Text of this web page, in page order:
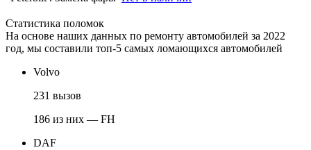
Статистика поломок
На основе наших данных по ремонту автомобилей за 2022
год, мы составили топ-5 самых ломающихся автомобилей
Volvo
231 вызов
186 из них — FH
DAF